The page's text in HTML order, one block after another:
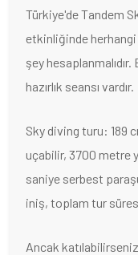
Türkiye'de Tandem
etkinliğinde
şey
hazırlık seansı vardır.
Sky diving turu: 189
uçabilir, 3700 metre
saniye serbest
iniş, toplam tur
Ancak